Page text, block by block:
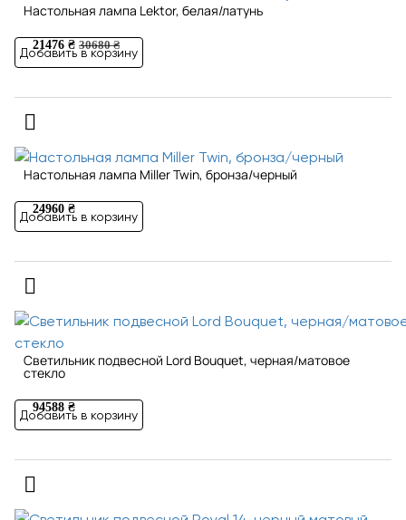
Настольная лампа Lektor, белая/латунь
21476 ₴ 30680 ₴
Добавить в корзину
Настольная лампа Miller Twin, бронза/черный
24960 ₴
Добавить в корзину
Светильник подвесной Lord Bouquet, черная/матовое
стекло
94588 ₴
Добавить в корзину